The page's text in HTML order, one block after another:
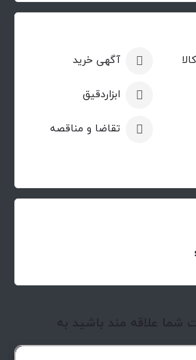
آگهی خرید
ابزاردقیق
تقاضا و مناقصه
علاقه مند باشید به